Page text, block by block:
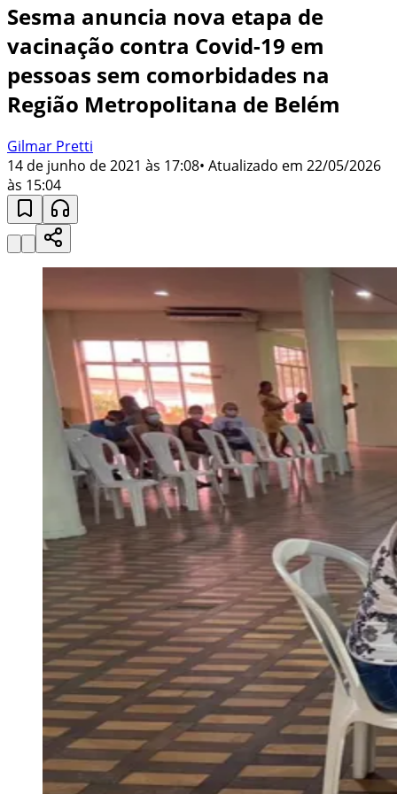
Sesma anuncia nova etapa de
vacinação contra Covid-19 em
pessoas sem comorbidades na
Região Metropolitana de Belém
Gilmar Pretti
14 de junho de 2021 às 17:08• Atualizado em 22/05/2026
às 15:04